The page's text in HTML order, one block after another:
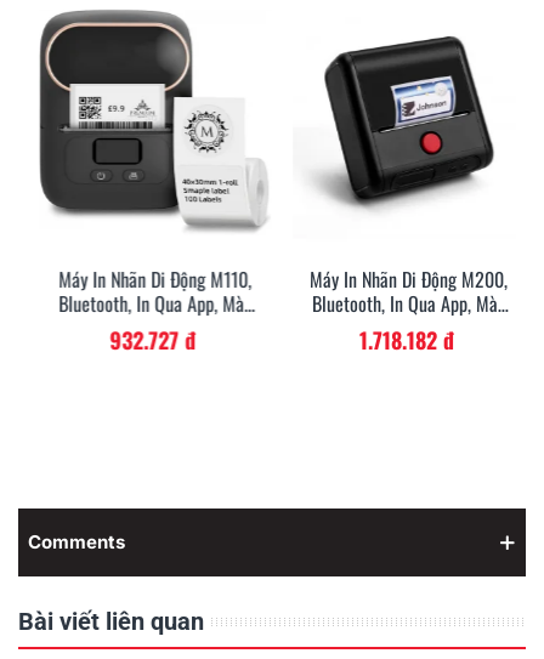
Máy In Nhãn Di Động M110,
Bluetooth, In Qua App, Màu
Đen
932.727 đ
Máy In Nhãn Di Động M200,
Bluetooth, In Qua App, Màu
Đen
1.718.182 đ
Comments
Bài viết liên quan